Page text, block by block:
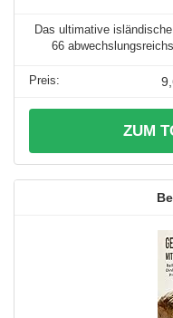
Das ultimative
66
ZUM